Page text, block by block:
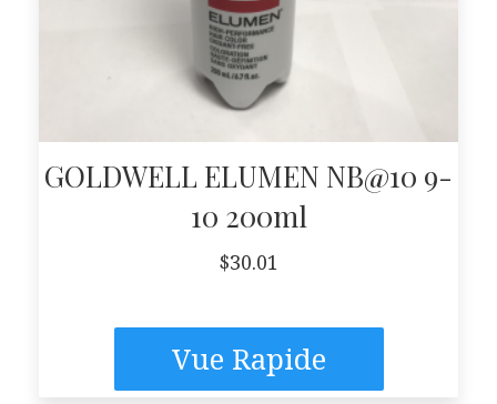
GOLDWELL ELUMEN NB@10 9-
10 200ml
$30.01
Vue Rapide